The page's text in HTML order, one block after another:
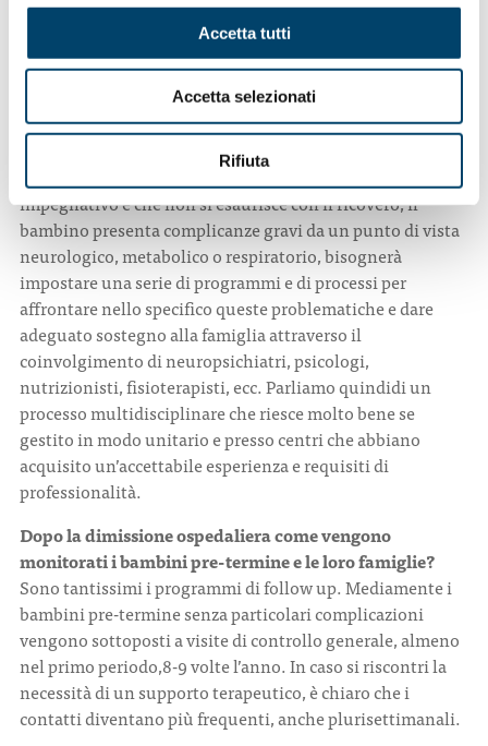
Accetta tutti
Accetta selezionati
Rifiuta
tecniche e modalità ben definite. Il cardine di tutto è la
presenza fisica: la mamma deve poter toccare, vedere,
rendersi conto, assistere personalmente il proprio
bambino in modo tale da riacquisire la self confidence e la
capacità di sentirsi una mamma adeguata. Senza questo
processo si sentirà sempre una mamma insicura. Se
durante il processo di empowerment, che è molto
impegnativo e che non si esaurisce con il ricovero, il
bambino presenta complicanze gravi da un punto di vista
neurologico, metabolico o respiratorio, bisognerà
impostare una serie di programmi e di processi per
affrontare nello specifico queste problematiche e dare
adeguato sostegno alla famiglia attraverso il
coinvolgimento di neuropsichiatri, psicologi,
nutrizionisti, fisioterapisti, ecc. Parliamo quindidi un
processo multidisciplinare che riesce molto bene se
gestito in modo unitario e presso centri che abbiano
acquisito un’accettabile esperienza e requisiti di
professionalità.
Dopo la dimissione ospedaliera come vengono
monitorati i bambini pre-termine e le loro famiglie?
Sono tantissimi i programmi di follow up. Mediamente i
bambini pre-termine senza particolari complicazioni
vengono sottoposti a visite di controllo generale, almeno
nel primo periodo,8-9 volte l’anno. In caso si riscontri la
necessità di un supporto terapeutico, è chiaro che i
contatti diventano più frequenti, anche plurisettimanali.